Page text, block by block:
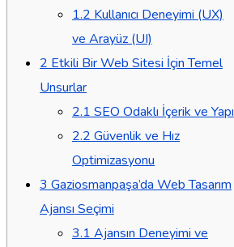
1.2 Kullanıcı Deneyimi (UX)
ve Arayüz (UI)
2 Etkili Bir Web Sitesi İçin Temel
Unsurlar
2.1 SEO Odaklı İçerik ve Yapı
2.2 Güvenlik ve Hız
Optimizasyonu
3 Gaziosmanpaşa’da Web Tasarım
Ajansı Seçimi
3.1 Ajansın Deneyimi ve